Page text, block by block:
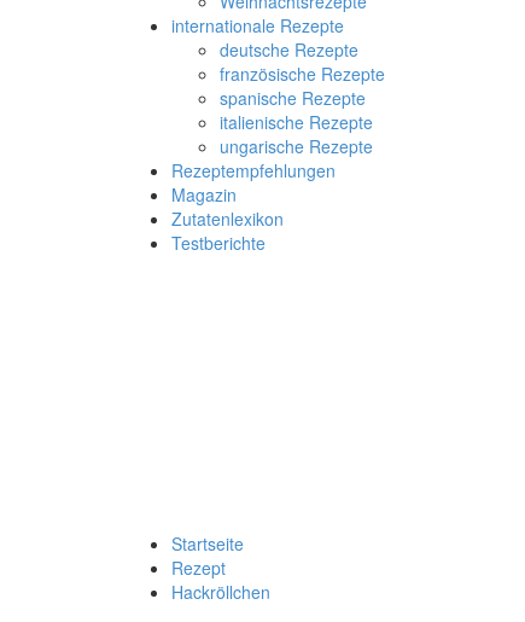
internationale Rezepte
deutsche Rezepte
französische Rezepte
spanische Rezepte
italienische Rezepte
ungarische Rezepte
Rezeptempfehlungen
Magazin
Zutatenlexikon
Testberichte
Startseite
Rezept
Hackröllchen